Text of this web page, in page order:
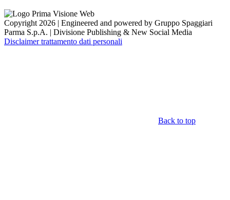
Copyright 2026 | Engineered and powered by Gruppo Spaggiari
Parma S.p.A. | Divisione Publishing & New Social Media
Disclaimer trattamento dati personali
Back to top